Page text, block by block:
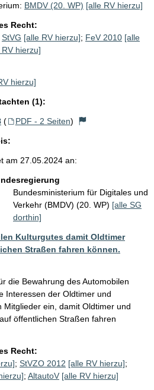
BMDV (20. WP) [alle RV hierzu]
Recht:
StVG [alle RV hierzu]; FeV 2010 [alle
RV hierzu]
hierzu]
(1):
( PDF - 2 Seiten)
am 27.05.2024 an:
Bundesministerium für Digitales und
Verkehr (BMDV) (20. WP) [alle SG
dorthin]
Kulturgutes damit Oldtimer
Straßen fahren können.
die Bewahrung des Automobilen
Interessen der Oldtimer und
Mitglieder ein, damit Oldtimer und
öffentlichen Straßen fahren
Recht:
; StVZO 2012 [alle RV hierzu];
; AltautoV [alle RV hierzu]